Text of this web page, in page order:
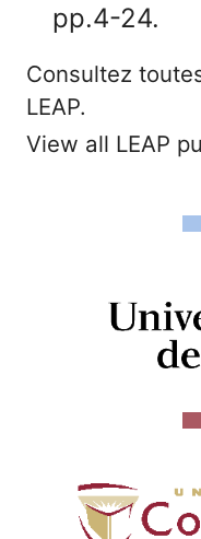
pp.4-24.
Consultez
LEAP.
View all LEAP